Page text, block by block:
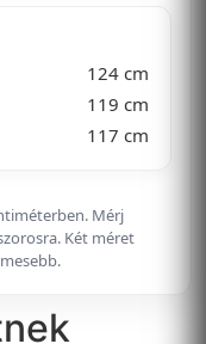
124 cm
119 cm
117 cm
Mérj
Két méret